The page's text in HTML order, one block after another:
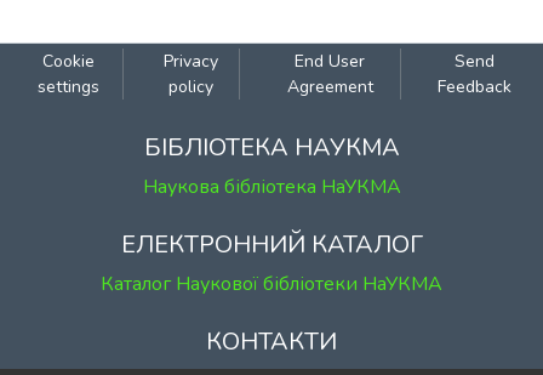
(основного складу), а також інформацію
про НаУКМА в пресі.
Cookie
settings
Privacy
policy
End User
Agreement
Send
Feedback
БІБЛІОТЕКА НАУКМА
Наукова бібліотека НаУКМА
ЕЛЕКТРОННИЙ КАТАЛОГ
Каталог Наукової бібліотеки НаУКМА
КОНТАКТИ